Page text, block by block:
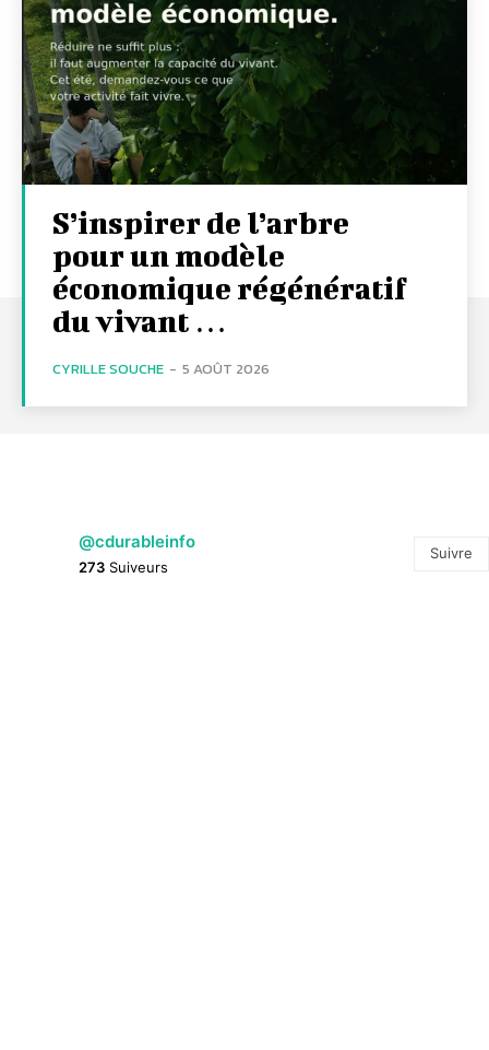
S’inspirer de l’arbre
pour un modèle
économique régénératif
du vivant …
CYRILLE SOUCHE - 5 AOÛT 2026
@cdurableinfo
273 Suiveurs
Suivre